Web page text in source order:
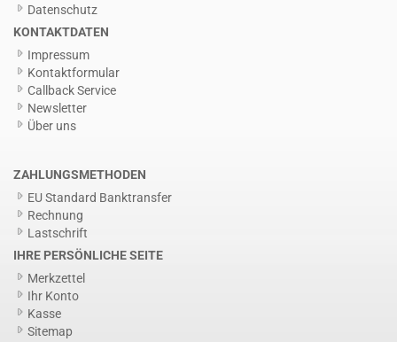
Datenschutz
KONTAKTDATEN
Impressum
Kontaktformular
Callback Service
Newsletter
Über uns
ZAHLUNGSMETHODEN
EU Standard Banktransfer
Rechnung
Lastschrift
IHRE PERSÖNLICHE SEITE
Merkzettel
Ihr Konto
Kasse
Sitemap